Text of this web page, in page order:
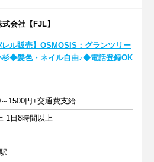
会社【FJL】
レル販売】OSMOSIS：グランツリー
杉◆髪色・ネイル自由♪◆電話登録OK
1500円+交通費支給
1日8時間以上